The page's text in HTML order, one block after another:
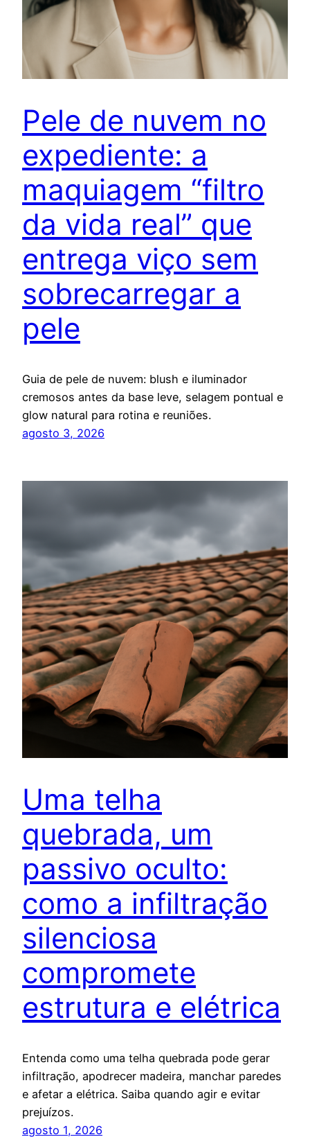
Pele de nuvem no
expediente: a
maquiagem “filtro
da vida real” que
entrega viço sem
sobrecarregar a
pele
Guia de pele de nuvem: blush e iluminador
cremosos antes da base leve, selagem pontual e
glow natural para rotina e reuniões.
agosto 3, 2026
Uma telha
quebrada, um
passivo oculto:
como a infiltração
silenciosa
compromete
estrutura e elétrica
Entenda como uma telha quebrada pode gerar
infiltração, apodrecer madeira, manchar paredes
e afetar a elétrica. Saiba quando agir e evitar
prejuízos.
agosto 1, 2026